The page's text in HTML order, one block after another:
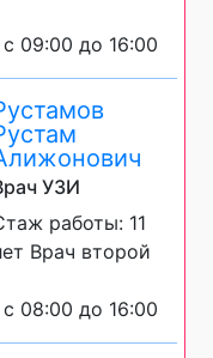
09:00 до 16:00
УЗИ
работы: 11
Врач второй
08:00 до 16:00